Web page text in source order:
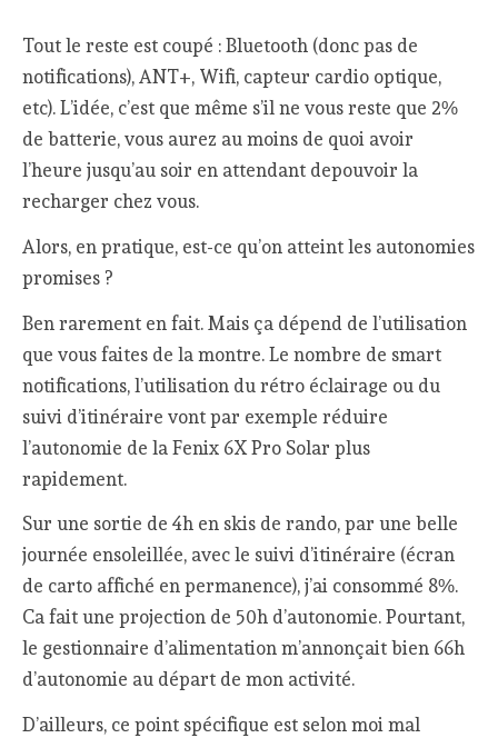
Tout le reste est coupé : Bluetooth (donc pas de
notifications), ANT+, Wifi, capteur cardio optique,
etc). L’idée, c’est que même s’il ne vous reste que 2%
de batterie, vous aurez au moins de quoi avoir
l’heure jusqu’au soir en attendant depouvoir la
recharger chez vous.
Alors, en pratique, est-ce qu’on atteint les autonomies
promises ?
Ben rarement en fait. Mais ça dépend de l’utilisation
que vous faites de la montre. Le nombre de smart
notifications, l’utilisation du rétro éclairage ou du
suivi d’itinéraire vont par exemple réduire
l’autonomie de la Fenix 6X Pro Solar plus
rapidement.
Sur une sortie de 4h en skis de rando, par une belle
journée ensoleillée, avec le suivi d’itinéraire (écran
de carto affiché en permanence), j’ai consommé 8%.
Ca fait une projection de 50h d’autonomie. Pourtant,
le gestionnaire d’alimentation m’annonçait bien 66h
d’autonomie au départ de mon activité.
D’ailleurs, ce point spécifique est selon moi mal